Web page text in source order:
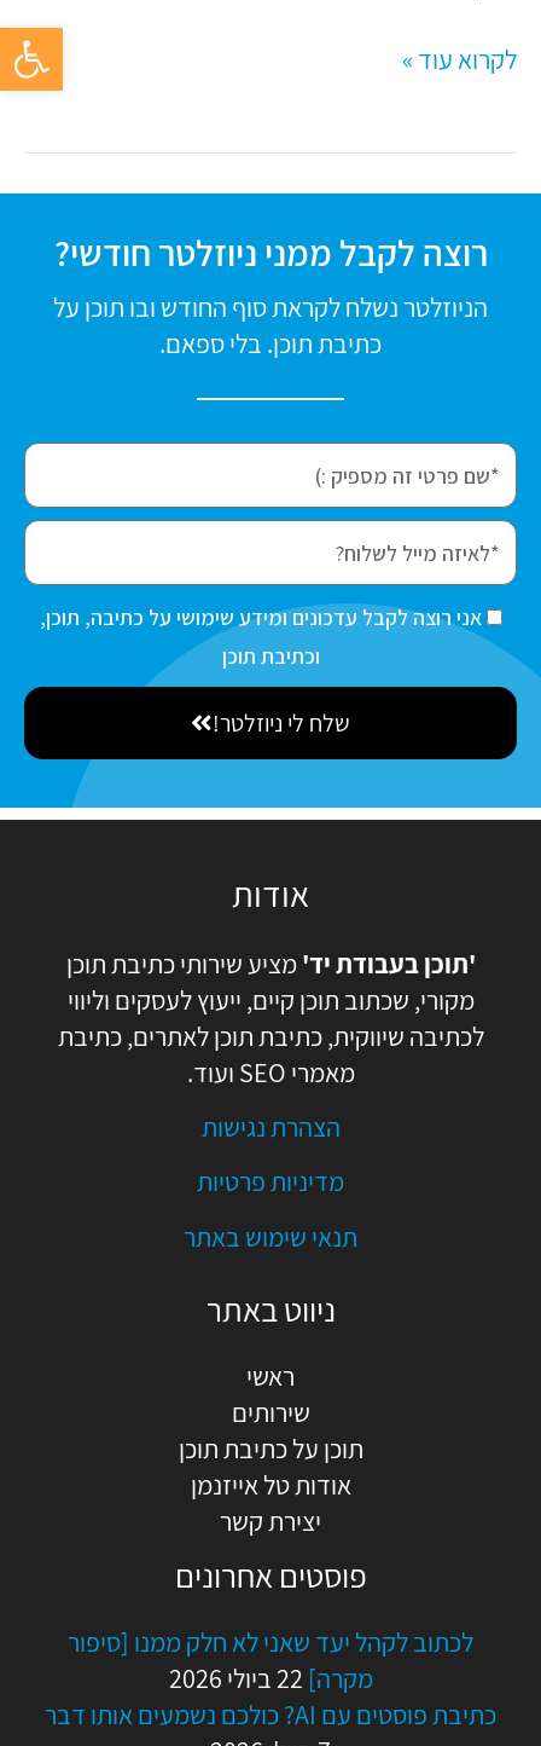
פתח לקרוא עוד »
רוצה לקבל ממני ניוזלטר חודשי?
הניוזלטר נשלח לקראת סוף החודש ובו תוכן על
כתיבת תוכן. בלי ספאם.
f
i
r
s
e
e
m
ס
כ
ה
אני רוצה לקבל עדכונים ומידע שימושי על כתיבה, תוכן,
וכתיבת תוכן
שלח לי ניוזלטר!
אודות
'תוכן בעבודת יד'מציע שירותי כתיבת תוכן
מקורי, שכתוב תוכן קיים, ייעוץ לעסקים וליווי
לכתיבה שיווקית, כתיבת תוכן לאתרים, כתיבת
מאמרי SEO ועוד.
הצהרת נגישות
מדיניות פרטיות
תנאי שימוש באתר
ניווט באתר
ראשי
שירותים
תוכן על כתיבת תוכן
אודות טל אייזנמן
יצירת קשר
פוסטים אחרונים
לכתוב לקהל יעד שאני לא חלק ממנו [סיפור
מקרה] 22 ביולי 2026
כתיבת פוסטים עם AI? כולכם נשמעים אותו דבר